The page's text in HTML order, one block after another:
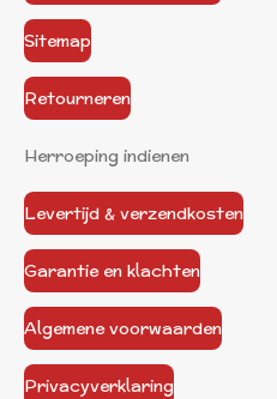
Sitemap
Retourneren
Herroeping indienen
Levertijd & verzendkosten
Garantie en klachten
Algemene voorwaarden
Privacyverklaring